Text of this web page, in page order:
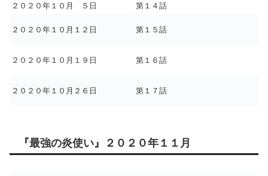
２０２０年１０月 ５日 第１４話
２０２０年１０月１２日 第１５話
２０２０年１０月１９日 第１６話
２０２０年１０月２６日 第１７話
『最強の炎使い』２０２０年１１月